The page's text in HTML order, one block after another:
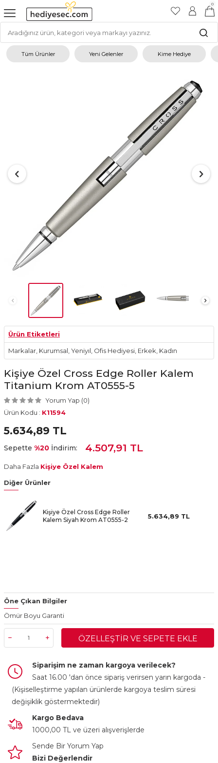
0
Tüm Ürünler Yeni Gelenler Kime Hediye
Ürün Etiketleri
Markalar Kurumsal Yeniyıl Ofis Hediyesi Erkek Kadın
Kişiye Özel Cross Edge Roller Kalem
Titanium Krom AT0555-5
Yorum Yap (0)
Ürün Kodu : K11594
5.634,89 TL
Sepette %20 İndirim: 4.507,91 TL
Daha Fazla Kişiye Özel Kalem
Diğer Ürünler
Kişiye Özel Cross Edge Roller
Kalem Siyah Krom AT0555-2
5.634,89 TL
Öne Çıkan Bilgiler
Ömür Boyu Garanti
ÖZELLEŞTIR VE SEPETE EKLE
Siparişim ne zaman kargoya verilecek?
Saat 16.00 'dan önce sipariş verirsen yarın kargoda -
(Kişiselleştirme yapılan ürünlerde kargoya teslim süresi
değişiklik göstermektedir)
Kargo Bedava
1000,00 TL ve üzeri alışverişlerde
Sende Bir Yorum Yap
Bizi Değerlendir